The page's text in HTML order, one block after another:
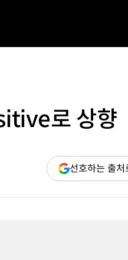
로 상향
선호하는 출처